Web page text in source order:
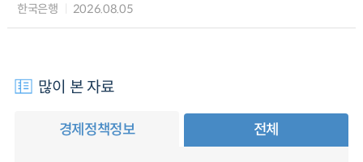
한국은행 2026.08.05
많이 본 자료
경제정책정보 전체